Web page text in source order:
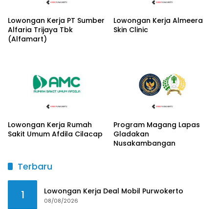
Lowongan Kerja PT Sumber
Alfaria Trijaya Tbk
(Alfamart)
Lowongan Kerja Almeera
Skin Clinic
Lowongan Kerja Rumah
Sakit Umum Afdila Cilacap
Program Magang Lapas
Gladakan
Nusakambangan
Terbaru
1 Lowongan Kerja Deal Mobil Purwokerto
08/08/2026